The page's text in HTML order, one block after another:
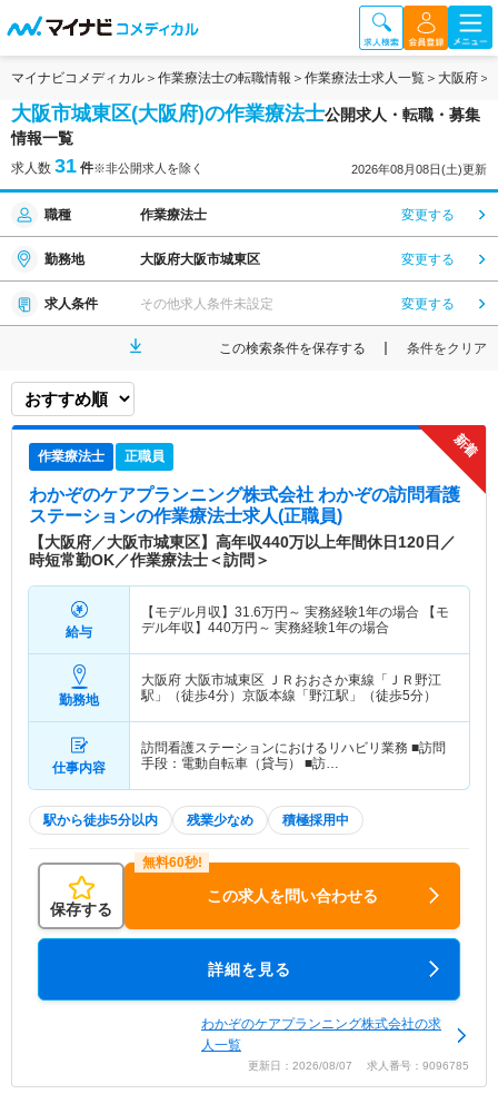
マイナビコメディカル 作業療法士の転職情報 作業療法士求人一覧 大阪府
大阪市城東区(大阪府)の作業療法士公開求人・転職・募集
情報一覧
求人数 31 件※非公開求人を除く 2026年08月08日(土)更新
職種 作業療法士 変更する
勤務地 大阪府大阪市城東区 変更する
求人条件 その他求人条件未設定 変更する
この検索条件を保存する 条件をクリア
作業療法士 正職員
わかぞのケアプランニング株式会社 わかぞの訪問看護
ステーションの作業療法士求人(正職員)
【大阪府／大阪市城東区】高年収440万以上年間休日120日／
時短常勤OK／作業療法士＜訪問＞
給与
【モデル月収】 31.6万円～ 実務経験1年の場合 【モ
デル年収】 440万円～ 実務経験1年の場合
勤務地
大阪府 大阪市城東区 ＪＲおおさか東線「ＪＲ野江
駅」（徒歩4分）京阪本線「野江駅」（徒歩5分）
仕事内容
訪問看護ステーションにおけるリハビリ業務 ■訪問
手段：電動自転車（貸与） ■訪…
駅から徒歩5分以内 残業少なめ 積極採用中
保存する
この求人を問い合わせる
詳細を見る
わかぞのケアプランニング株式会社の求
人一覧
更新日：2026/08/07 求人番号：9096785